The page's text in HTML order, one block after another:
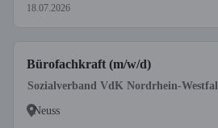
18.07.2026
Bürofachkraft (m/w/d)
Sozialverband VdK Nordrhein-
Neuss